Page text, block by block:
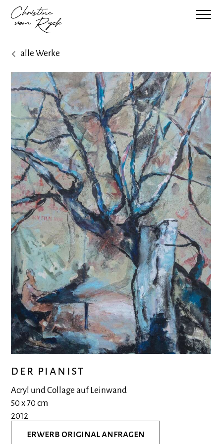
alle Werke
der pianist
Acryl und Collage auf Leinwand
50 x 70 cm
2012
erwerb original anfragen